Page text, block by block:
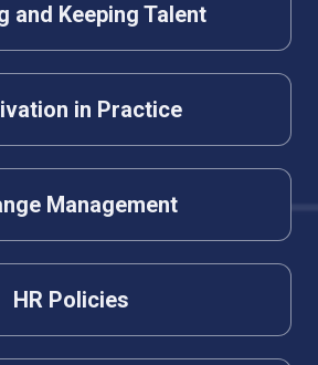
and Keeping Talent
in Practice
Management
HR Policies